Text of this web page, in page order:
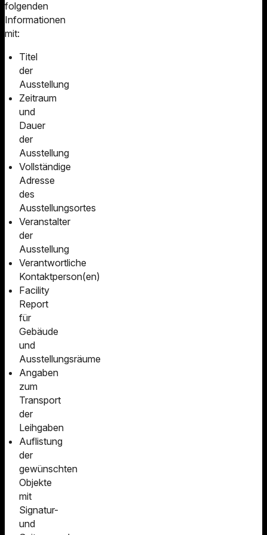
folgenden
Informationen
mit:
Titel
der
Ausstellung
Zeitraum
und
Dauer
der
Ausstellung
Vollständige
Adresse
des
Ausstellungsortes
Veranstalter
der
Ausstellung
Verantwortliche
Kontaktperson(en)
Facility
Report
für
Gebäude
und
Ausstellungsräume
Angaben
zum
Transport
der
Leihgaben
Auflistung
der
gewünschten
Objekte
mit
Signatur-
und